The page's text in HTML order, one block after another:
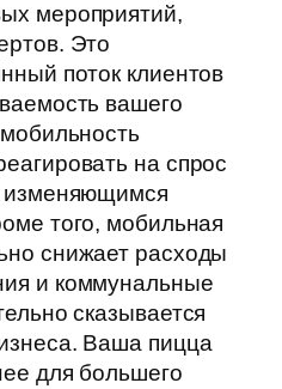
мероприятий,
Это
поток клиентов
вашего
на спрос
изменяющимся
того, мобильная
снижает расходы
и коммунальные
сказывается
Ваша пицца
для большего